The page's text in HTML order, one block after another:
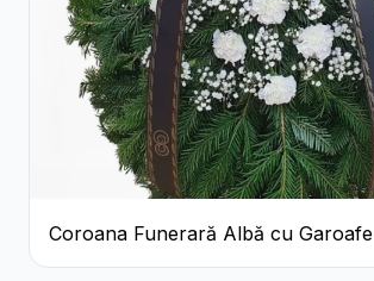
Coroana Funerară Albă cu Garoafe